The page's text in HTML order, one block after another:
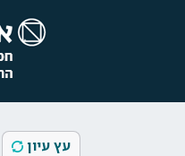
עץ עיון